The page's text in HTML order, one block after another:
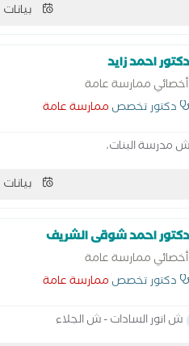
دكتور احمد زايد
أخصائي ممارسة عامة
دكتور تخصص ممارسة عامة
ش مدرسة البنات،
دكتور احمد شوقى الشريف
أخصائي ممارسة عامة
دكتور تخصص ممارسة عامة
ش انور السادات - ش الجلاء